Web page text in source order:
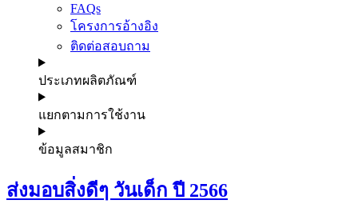
FAQs
โครงการอ้างอิง
ติดต่อสอบถาม
ประเภทผลิตภัณฑ์
แยกตามการใช้งาน
ข้อมูลสมาชิก
ส่งมอบสิ่งดีๆ วันเด็ก ปี 2566